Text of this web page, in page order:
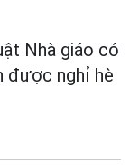
Nhà giáo có
được nghỉ hè